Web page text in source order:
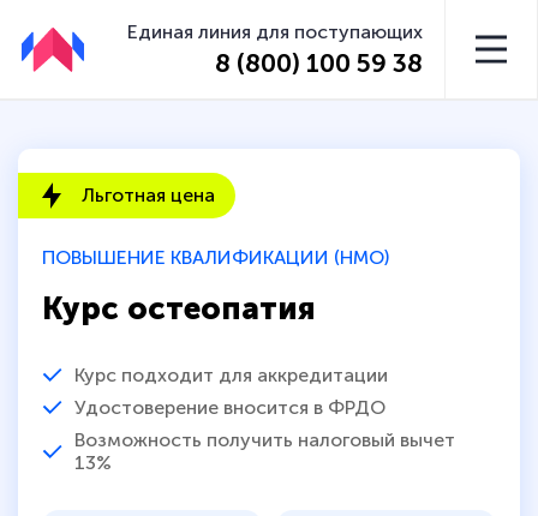
Единая линия для поступающих
8 (800) 100 59 38
ПОВЫШЕНИЕ КВАЛИФИКАЦИИ (НМО)
Курс остеопатия
Курс подходит для аккредитации
Удостоверение вносится в ФРДО
Возможность получить налоговый вычет
13%
Льготная цена